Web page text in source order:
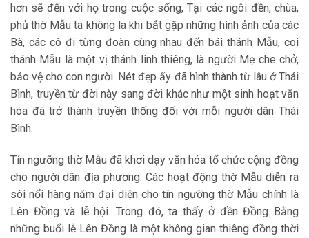
hơn sẽ đến với họ trong cuộc sống, Tại các ngôi đền, chùa,
phủ thờ Mẫu ta không la khi bắt gặp những hình ảnh của các
Bà, các cô đi từng đoàn cùng nhau đến bái thánh Mẫu, coi
thánh Mẫu là một vị thánh linh thiêng, là người Mẹ che chở,
bảo vệ cho con người. Nét đẹp ấy đã hình thành từ lâu ở Thái
Bình, truyền từ đời này sang đời khác như một sinh hoạt văn
hóa đã trở thành truyền thống đối với mỗi người dân Thái
Bình.
Tín ngưỡng thờ Mẫu đã khơi dạy văn hóa tổ chức cộng đồng
cho người dân địa phương. Các hoạt động thờ Mẫu diễn ra
sôi nổi hàng năm đại diện cho tín ngưỡng thờ Mẫu chính là
Lên Đồng và lễ hội. Trong đó, ta thấy ở đền Đồng Bằng
những buổi lễ Lên Đồng là một không gian thiêng đồng thời